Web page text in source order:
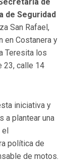
de
de Seguridad
San Rafael,
en Costanera y
Teresita los
23, calle 14
iniciativa y
a plantear una
política de
de motos.